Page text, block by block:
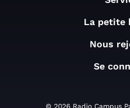
La petite
Nous
Se
© 2026 Radio Campus